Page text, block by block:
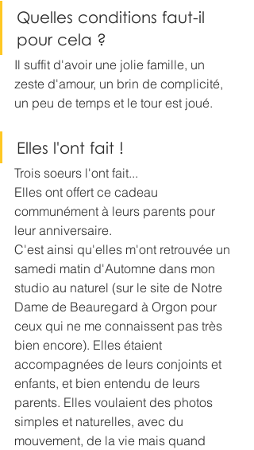
Quelles conditions faut-il
pour cela ?
Il suffit d'avoir une jolie famille, un
zeste d'amour, un brin de complicité,
un peu de temps et le tour est joué.
Elles l'ont fait !
Trois soeurs l'ont fait...
Elles ont offert ce cadeau
communément à leurs parents pour
leur anniversaire.
C'est ainsi qu'elles m'ont retrouvée un
samedi matin d'Automne dans mon
studio au naturel (sur le site de Notre
Dame de Beauregard à Orgon pour
ceux qui ne me connaissent pas très
bien encore). Elles étaient
accompagnées de leurs conjoints et
enfants, et bien entendu de leurs
parents. Elles voulaient des photos
simples et naturelles, avec du
mouvement, de la vie mais quand